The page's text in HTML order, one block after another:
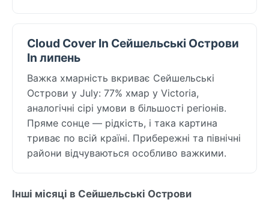
Cloud Cover In Сейшельські Острови
In липень
Важка хмарність вкриває Сейшельські
Острови у July: 77% хмар у Victoria,
аналогічні сірі умови в більшості регіонів.
Пряме сонце — рідкість, і така картина
триває по всій країні. Прибережні та північні
райони відчуваються особливо важкими.
Інші місяці в Сейшельські Острови